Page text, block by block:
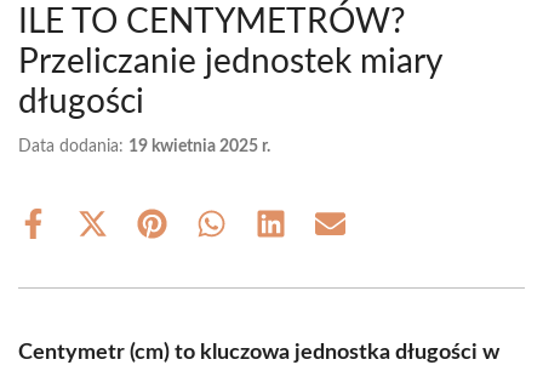
ILE TO CENTYMETRÓW?
Przeliczanie jednostek miary
długości
Data dodania: 19 kwietnia 2025 r.
Share
Share
(Twitter)
Share Share Share Share
Centymetr (cm) to kluczowa jednostka długości w